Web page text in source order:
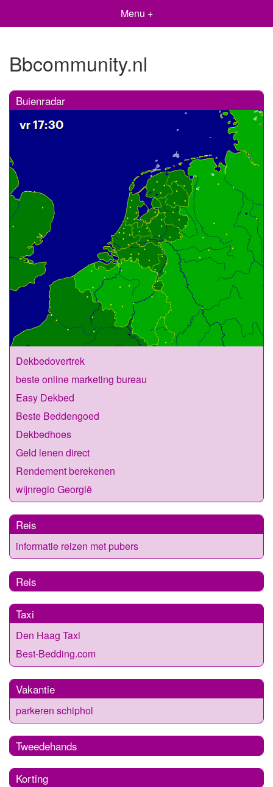
Menu +
Bbcommunity.nl
Buienradar
Dekbedovertrek
beste online marketing bureau
Easy Dekbed
Beste Beddengoed
Dekbedhoes
Geld lenen direct
Rendement berekenen
wijnregio Georgië
Reis
informatie reizen met pubers
Reis
Taxi
Den Haag Taxi
Best-Bedding.com
Vakantie
parkeren schiphol
Tweedehands
Korting